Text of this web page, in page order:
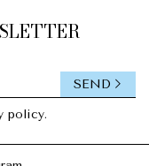
policy.
SEND